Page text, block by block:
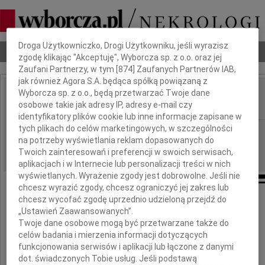
Nekrologi Odeszli Poradnik pogrzebowy
IMIĘ I NAZWISKO: Stefania Szczuka
REGION: Częstochowa
DATA EMISJI: 14.09.2010
Z ogromnym żalem i smutkiem
przyjęliśmy wiadomość o śmierci
Dbamy o Twoją prywatność
Droga Użytkowniczko, Drogi Użytkowniku, jeśli wyrazisz
zgodę klikając "Akceptuję", Wyborcza sp. z o.o. oraz jej
Zaufani Partnerzy, w tym [874 ] Zaufanych Partnerów IAB,
jak również Agora S.A. będąca spółką powiązaną z
Wyborcza sp. z o.o., będą przetwarzać Twoje dane
osobowe takie jak adresy IP, adresy e-mail czy
identyfikatory plików cookie lub inne informacje zapisane w
tych plikach do celów marketingowych, w szczególności
na potrzeby wyświetlania reklam dopasowanych do
Twoich zainteresowań i preferencji w swoich serwisach,
aplikacjach i w Internecie lub personalizacji treści w nich
wyświetlanych. Wyrażenie zgody jest dobrowolne. Jeśli nie
chcesz wyrazić zgody, chcesz ograniczyć jej zakres lub
chcesz wycofać zgodę uprzednio udzieloną przejdź do
„Ustawień Zaawansowanych”.
Twoje dane osobowe mogą być przetwarzane także do
celów badania i mierzenia informacji dotyczących
funkcjonowania serwisów i aplikacji lub łączone z danymi
dot. świadczonych Tobie usług. Jeśli podstawą